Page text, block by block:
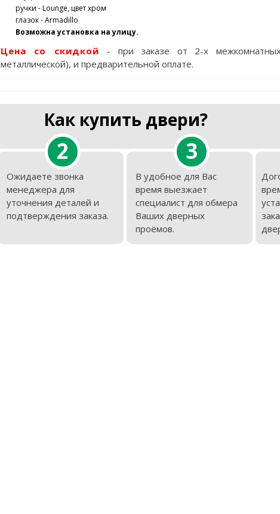
ручки - Lounge, цвет хром
глазок - Armadillo
Возможна установка на улицу.
Цена со скидкой - при заказе от 2-х
металлической), и предварительной оплате.
Как купить двери?
2
Ожидаете звонка
менеджера для
уточнения деталей и
подтверждения заказа.
3
В удобное для Вас
время выезжает
специалист для обмера
Ваших дверных
проёмов.